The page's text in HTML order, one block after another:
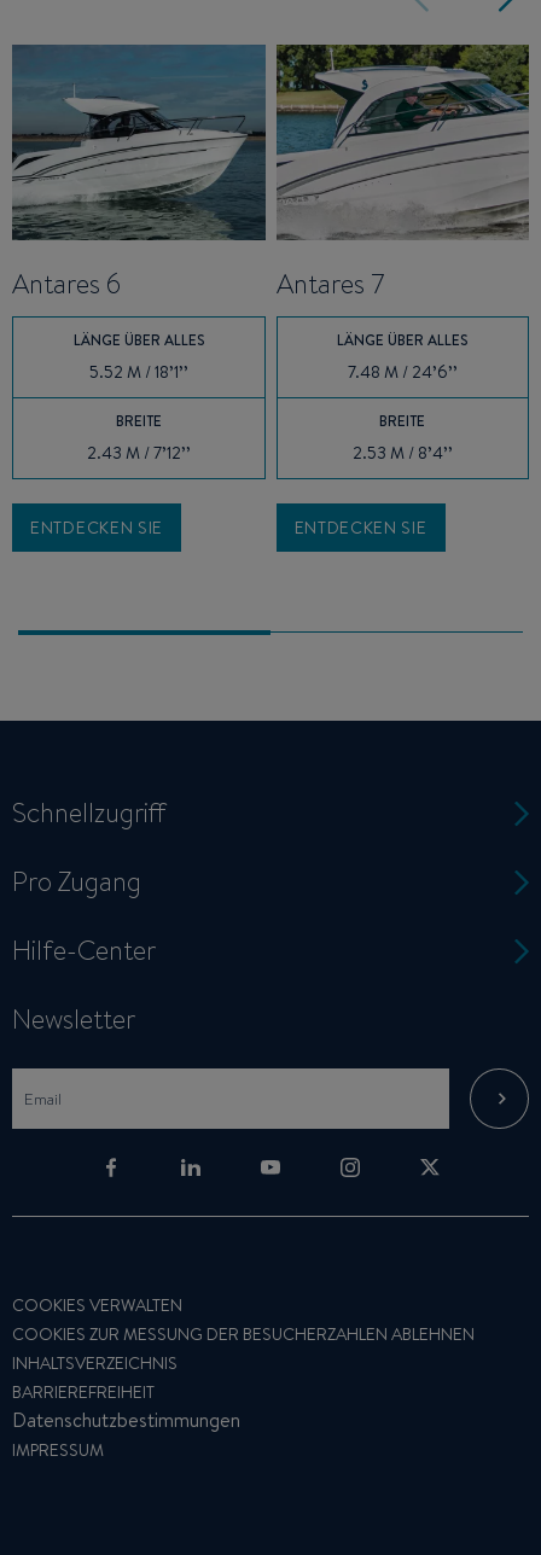
Antares 6
LÄNGE ÜBER ALLES
5.52 M / 18’1’’
BREITE
2.43 M / 7’12’’
ENTDECKEN SIE
Antares 7
LÄNGE ÜBER ALLES
7.48 M / 24’6’’
BREITE
2.53 M / 8’4’’
ENTDECKEN SIE
Schnellzugriff
Pro Zugang
Hilfe-Center
Newsletter
COOKIES VERWALTEN
COOKIES ZUR MESSUNG DER BESUCHERZAHLEN ABLEHNEN
INHALTSVERZEICHNIS
BARRIEREFREIHEIT
Datenschutzbestimmungen
IMPRESSUM